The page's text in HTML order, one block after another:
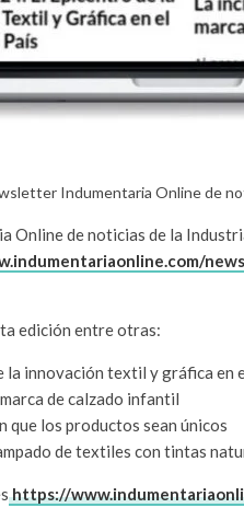
Indumentaria Online de
Online de noticias de la
edición entre otras:
la innovación textil y gráfica en
de calzado infantil
que los productos sean únicos
de textiles con tintas
https://